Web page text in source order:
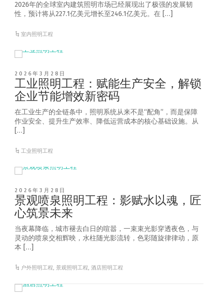
2026年的全球室内建筑照明市场已经展现出了极强的发展韧
性，预计将从227.1亿美元增长至246.1亿美元。在 […]
室内照明工程
2026年3月28日
工业照明工程：赋能生产安全，解锁
企业节能增效新密码
在工业生产的全链条中，照明系统从来不是“配角”，而是保障
作业安全、提升生产效率、降低运营成本的核心基础设施。从
[…]
工业照明工程
2026年3月28日
景观喷泉照明工程：影赋水以魂，匠
心筑景未来
当夜幕降临，城市褪去白日的喧嚣，一束束光影穿透夜色，与
灵动的喷泉交相辉映，水柱随光影流转，色彩随旋律律动，原
本 […]
户外照明工程,景观照明工程,酒店照明工程